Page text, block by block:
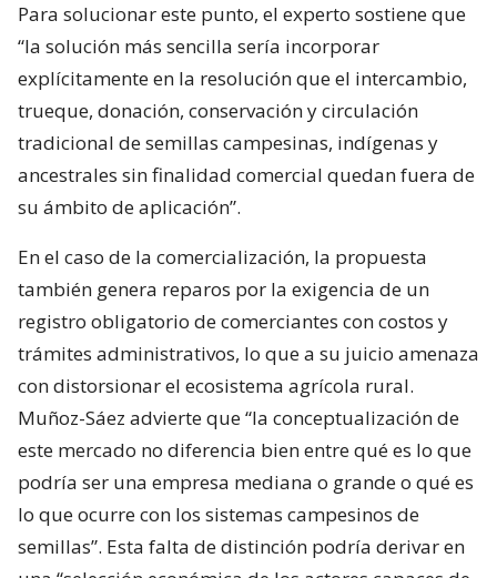
Para solucionar este punto, el experto sostiene que
“la solución más sencilla sería incorporar
explícitamente en la resolución que el intercambio,
trueque, donación, conservación y circulación
tradicional de semillas campesinas, indígenas y
ancestrales sin finalidad comercial quedan fuera de
su ámbito de aplicación”.
En el caso de la comercialización, la propuesta
también genera reparos por la exigencia de un
registro obligatorio de comerciantes con costos y
trámites administrativos, lo que a su juicio amenaza
con distorsionar el ecosistema agrícola rural.
Muñoz-Sáez advierte que “la conceptualización de
este mercado no diferencia bien entre qué es lo que
podría ser una empresa mediana o grande o qué es
lo que ocurre con los sistemas campesinos de
semillas”. Esta falta de distinción podría derivar en